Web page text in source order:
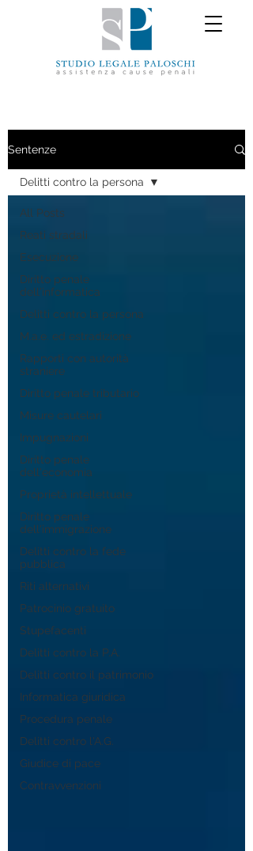
Sentenze
All Posts
Reati stradali
Esecuzione
Diritto penale
dell'informatica
Delitti contro la persona
M.a.e. ed estradizione
Rapporti con autorità
straniere
Diritto penale tributario
Misure cautelari
Impugnazioni
Diritto penale
dell'economia
Proprietà intellettuale
Diritto penale
dell'immigrazione
Delitti contro la fede
pubblica
Riti alternativi
Patrocinio gratuito
Stupefacenti
Delitti contro la P.A.
Delitti contro il patrimonio
Informatica giuridica
Procedura penale
Delitti contro l'A.G.
Giudice di pace
Contravvenzioni
Delitti contro la persona